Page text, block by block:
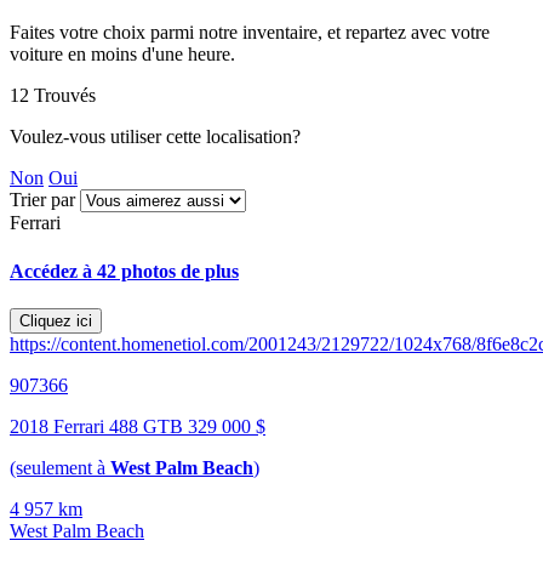
Faites votre choix parmi notre inventaire, et repartez avec votre
voiture en moins d'une heure.
12 Trouvés
Voulez-vous utiliser cette localisation?
Non Oui
Trier par
Ferrari
Accédez à 42 photos de plus
Cliquez ici
https://content.homenetiol.com/2001243/2129722/1024x768/
907366
2018 Ferrari 488 GTB 329 000 $
(seulement à West Palm Beach)
4 957 km
West Palm Beach